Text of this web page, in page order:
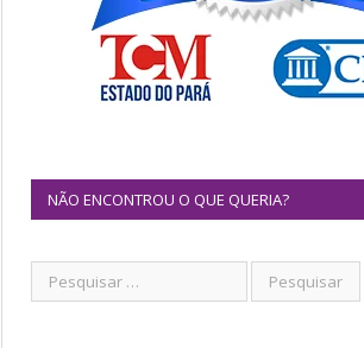
NÃO ENCONTROU O QUE QUERIA?